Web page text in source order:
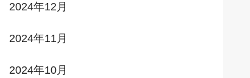
2024年12月
2024年11月
2024年10月